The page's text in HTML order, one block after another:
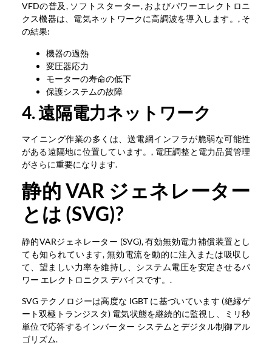
VFDの普及, ソフトスターター, およびパワーエレクトロニ
クス機器は、電気ネットワークに高調波を導入します。, そ
の結果:
機器の過熱
変圧器応力
モーターの寿命の低下
保護システムの故障
4. 遠隔電力ネットワーク
マイニング作業の多くは、送電網インフラが脆弱な可能性
がある遠隔地に位置しています。, 電圧調整と電力品質管理
がさらに重要になります.
静的 VAR ジェネレーター
とは (SVG)?
静的VARジェネレーター (SVG), 有効無効電力補償装置とし
ても知られています, 無効電流を動的に注入または吸収し
て、望ましい力率を維持し、システム電圧を安定させるパ
ワー エレクトロニクス デバイスです。.
SVG テクノロジーは高度な IGBT に基づいています (絶縁ゲ
ート双極トランジスタ) 電気状態を継続的に監視し、ミリ秒
単位で応答するインバーター システムとデジタル制御アル
ゴリズム.